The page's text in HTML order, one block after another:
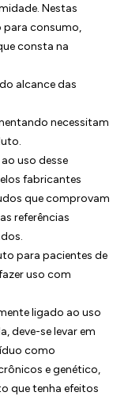
Nestas
consumo,
consta na
alcance das
necessitam
uso desse
fabricantes
que comprovam
referências
para pacientes de
uso com
ligado ao uso
deve-se levar em
como
e genético,
que tenha efeitos